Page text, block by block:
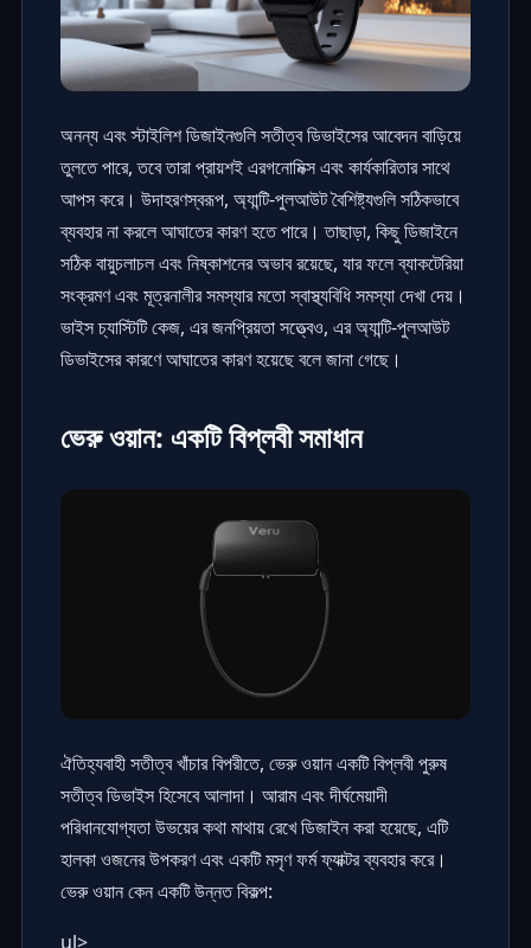
অনন্য এবং স্টাইলিশ ডিজাইনগুলি সতীত্ব ডিভাইসের আবেদন বাড়িয়ে
তুলতে পারে, তবে তারা প্রায়শই এরগনোমিক্স এবং কার্যকারিতার সাথে
আপস করে। উদাহরণস্বরূপ, অ্যান্টি-পুলআউট বৈশিষ্ট্যগুলি সঠিকভাবে
ব্যবহার না করলে আঘাতের কারণ হতে পারে। তাছাড়া, কিছু ডিজাইনে
সঠিক বায়ুচলাচল এবং নিষ্কাশনের অভাব রয়েছে, যার ফলে ব্যাকটেরিয়া
সংক্রমণ এবং মূত্রনালীর সমস্যার মতো স্বাস্থ্যবিধি সমস্যা দেখা দেয়।
ভাইস চ্যাস্টিটি কেজ, এর জনপ্রিয়তা সত্ত্বেও, এর অ্যান্টি-পুলআউট
ডিভাইসের কারণে আঘাতের কারণ হয়েছে বলে জানা গেছে।
ভেরু ওয়ান: একটি বিপ্লবী সমাধান
ঐতিহ্যবাহী সতীত্ব খাঁচার বিপরীতে, ভেরু ওয়ান একটি বিপ্লবী পুরুষ
সতীত্ব ডিভাইস হিসেবে আলাদা। আরাম এবং দীর্ঘমেয়াদী
পরিধানযোগ্যতা উভয়ের কথা মাথায় রেখে ডিজাইন করা হয়েছে, এটি
হালকা ওজনের উপকরণ এবং একটি মসৃণ ফর্ম ফ্যাক্টর ব্যবহার করে।
ভেরু ওয়ান কেন একটি উন্নত বিকল্প:
ul>